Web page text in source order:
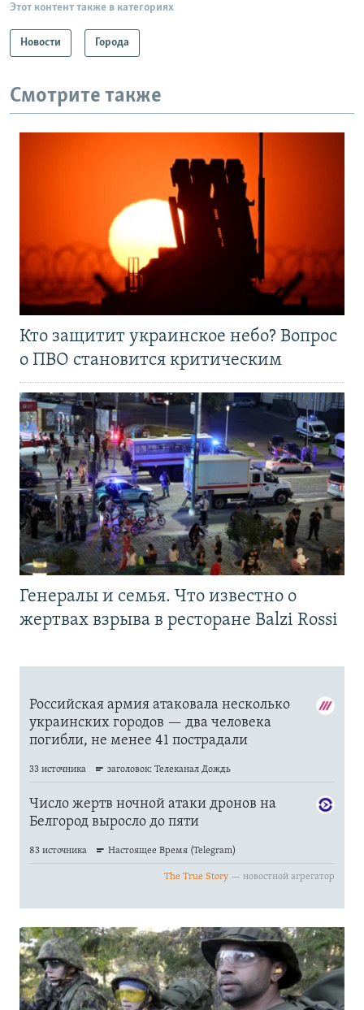
Этот контент также в категориях
Новости Города
Смотрите также
Кто защитит украинское небо? Вопрос
о ПВО становится критическим
Генералы и семья. Что известно о
жертвах взрыва в ресторане Balzi Rossi